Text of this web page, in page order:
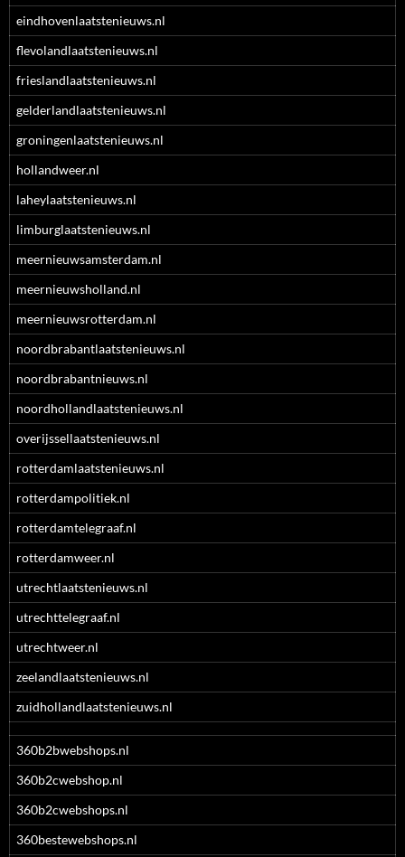
eindhovenlaatstenieuws.nl
flevolandlaatstenieuws.nl
frieslandlaatstenieuws.nl
gelderlandlaatstenieuws.nl
groningenlaatstenieuws.nl
hollandweer.nl
laheylaatstenieuws.nl
limburglaatstenieuws.nl
meernieuwsamsterdam.nl
meernieuwsholland.nl
meernieuwsrotterdam.nl
noordbrabantlaatstenieuws.nl
noordbrabantnieuws.nl
noordhollandlaatstenieuws.nl
overijssellaatstenieuws.nl
rotterdamlaatstenieuws.nl
rotterdampolitiek.nl
rotterdamtelegraaf.nl
rotterdamweer.nl
utrechtlaatstenieuws.nl
utrechttelegraaf.nl
utrechtweer.nl
zeelandlaatstenieuws.nl
zuidhollandlaatstenieuws.nl
360b2bwebshops.nl
360b2cwebshop.nl
360b2cwebshops.nl
360bestewebshops.nl